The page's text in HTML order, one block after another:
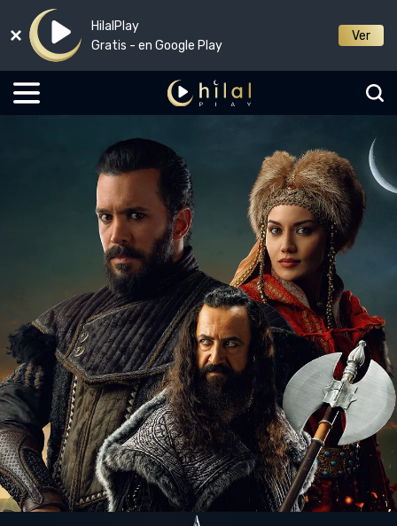
HilalPlay
Gratis - en Google Play
Ver